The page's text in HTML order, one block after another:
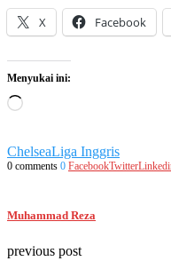
X Facebook
Menyukai ini:
Memuat...
ChelseaLiga Inggris
0 comments 0 FacebookTwitter
Muhammad Reza
previous post